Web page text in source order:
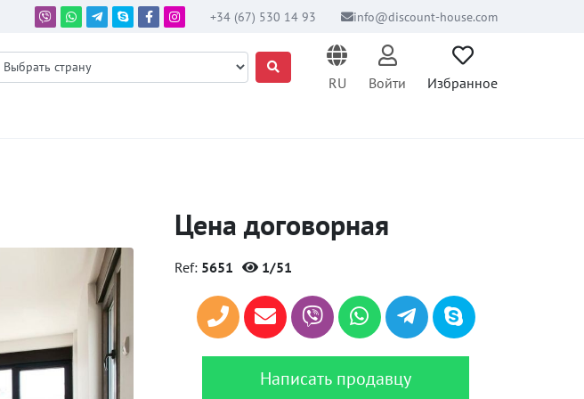
+34 (67) 530 14 93 info@discount-house.com
RU
Войти Избранное
Цена договорная
Ref: 5651 1/51
Написать продавцу